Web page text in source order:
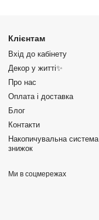
Клієнтам
Вхід до кабінету
Декор у житті✨
Про нас
Оплата і доставка
Блог
Контакти
Накопичувальна система
знижок
Ми в соцмережах